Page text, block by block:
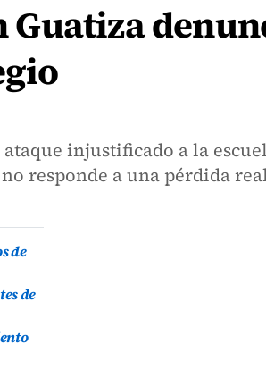
Guatiza
injustificado a la
responde a una pérdida
de
de